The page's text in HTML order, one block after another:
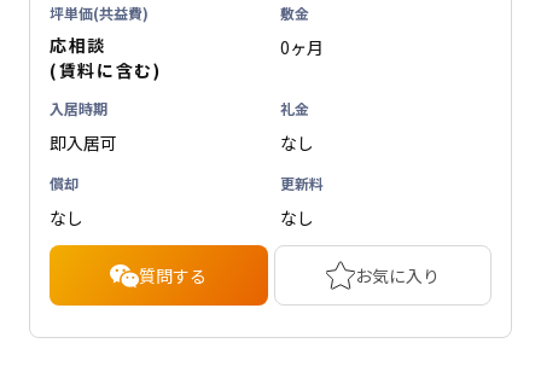
坪単価(共益費)
応相談
(賃料に含む)
敷金
0ヶ月
入居時期
即入居可
礼金
なし
償却
なし
更新料
なし
質問する お気に入り